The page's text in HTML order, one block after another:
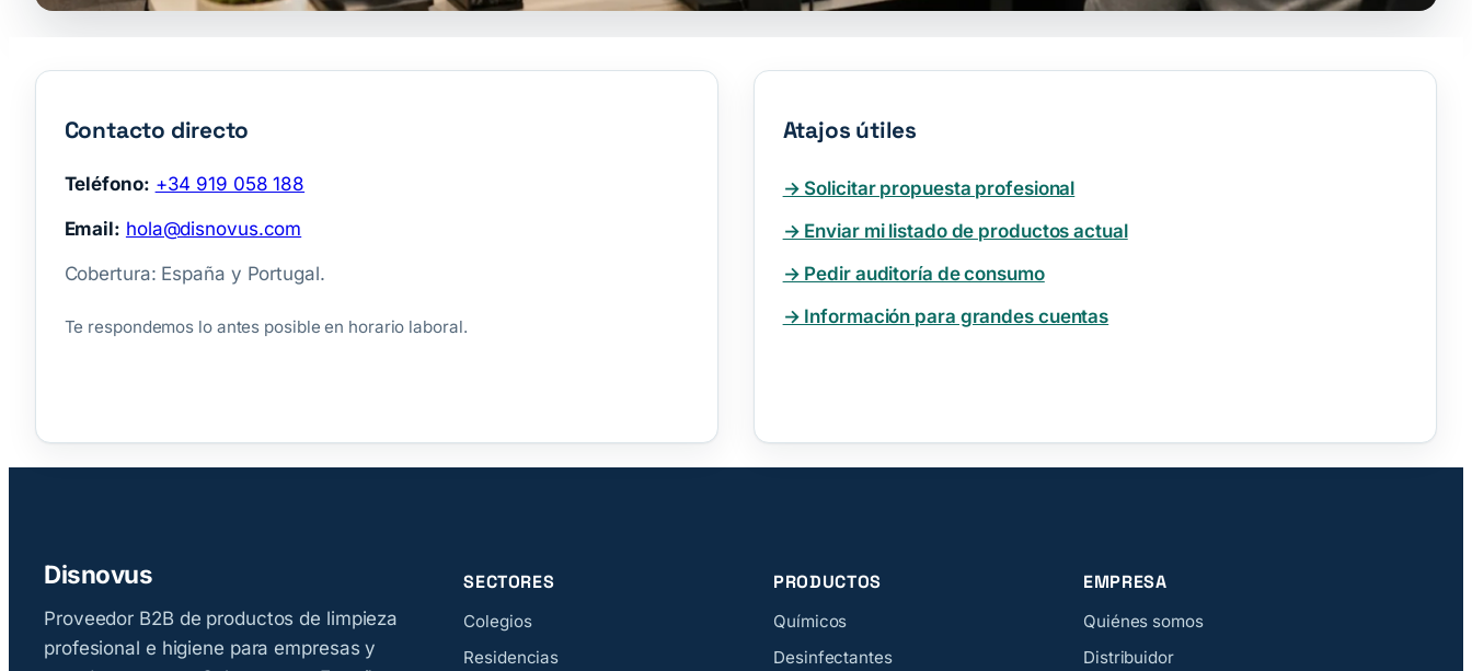
Contacto directo
Teléfono: +34 919 058 188
Email: hola@disnovus.com
Cobertura: España y Portugal.
Te respondemos lo antes posible en horario laboral.
Atajos útiles
→ Solicitar propuesta profesional
→ Enviar mi listado de productos actual
→ Pedir auditoría de consumo
→ Información para grandes cuentas
Disnovus
Proveedor B2B de productos de limpieza
profesional e higiene para empresas y
SECTORES
Colegios
Residencias
PRODUCTOS
Químicos
Desinfectantes
EMPRESA
Quiénes somos
Distribuidor